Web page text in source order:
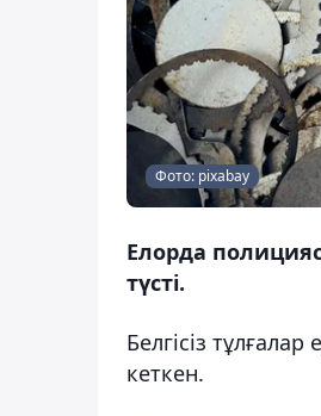
Фото: pixabay
Елорда
түсті.
Белгісіз
кеткен.